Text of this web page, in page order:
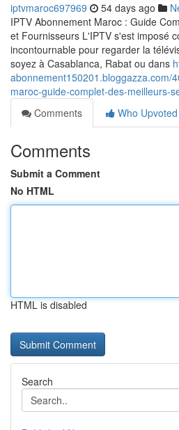
iptvmaroc697969 54 days ago
IPTV Abonnement Maroc : Guide
et Fournisseurs L'IPTV s'est imposé
incontournable pour regarder la
soyez à Casablanca, Rabat ou dans
abonnement150201.bloggazza.com/
maroc-guide-complet-des-meilleurs-
Comments
Who Upvoted
Comments
Submit a Comment
No HTML
HTML is disabled
Search